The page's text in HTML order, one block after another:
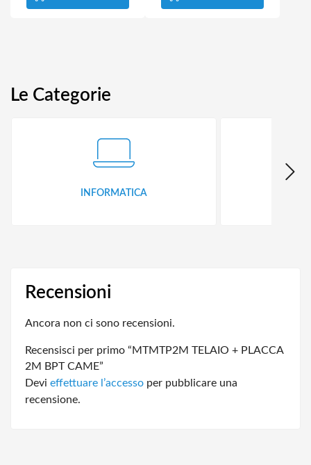
Le Categorie
INFORMATICA
Recensioni
Ancora non ci sono recensioni.
Recensisci per primo “MTMTP2M TELAIO + PLACCA
2M BPT CAME”
Devi effettuare l’accesso per pubblicare una
recensione.